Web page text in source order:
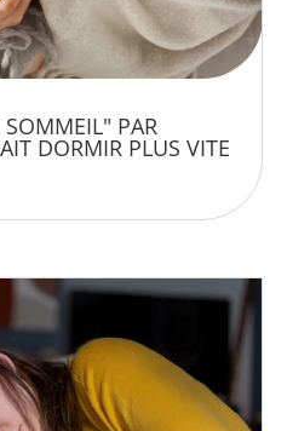
SOMMEIL" PAR
DORMIR PLUS VITE